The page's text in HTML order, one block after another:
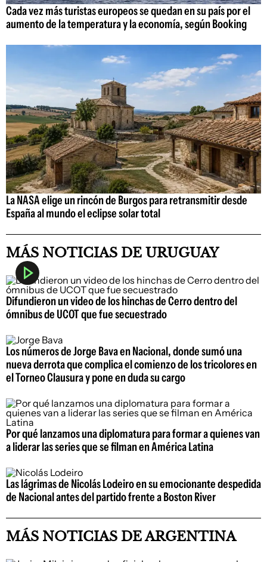
Cada vez más turistas europeos se quedan en su país por el
aumento de la temperatura y la economía, según Booking
La NASA elige un rincón de Burgos para retransmitir desde
España al mundo el eclipse solar total
MÁS NOTICIAS DE URUGUAY
Difundieron un video de los hinchas de Cerro dentro del
ómnibus de UCOT que fue secuestrado
Los números de Jorge Bava en Nacional, donde sumó una
nueva derrota que complica el comienzo de los tricolores en
el Torneo Clausura y pone en duda su cargo
Por qué lanzamos una diplomatura para formar a quienes van
a liderar las series que se filman en América Latina
Las lágrimas de Nicolás Lodeiro en su emocionante despedida
de Nacional antes del partido frente a Boston River
MÁS NOTICIAS DE ARGENTINA